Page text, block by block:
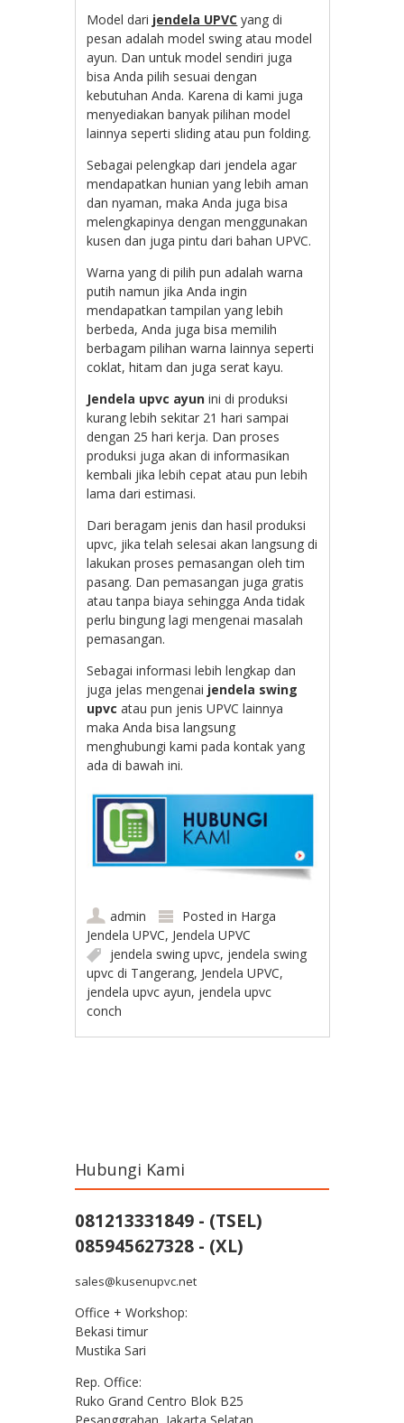
Model dari jendela UPVC yang di
pesan adalah model swing atau model
ayun. Dan untuk model sendiri juga
bisa Anda pilih sesuai dengan
kebutuhan Anda. Karena di kami juga
menyediakan banyak pilihan model
lainnya seperti sliding atau pun folding.
Sebagai pelengkap dari jendela agar
mendapatkan hunian yang lebih aman
dan nyaman, maka Anda juga bisa
melengkapinya dengan menggunakan
kusen dan juga pintu dari bahan UPVC.
Warna yang di pilih pun adalah warna
putih namun jika Anda ingin
mendapatkan tampilan yang lebih
berbeda, Anda juga bisa memilih
berbagam pilihan warna lainnya seperti
coklat, hitam dan juga serat kayu.
Jendela upvc ayun ini di produksi
kurang lebih sekitar 21 hari sampai
dengan 25 hari kerja. Dan proses
produksi juga akan di informasikan
kembali jika lebih cepat atau pun lebih
lama dari estimasi.
Dari beragam jenis dan hasil produksi
upvc, jika telah selesai akan langsung di
lakukan proses pemasangan oleh tim
pasang. Dan pemasangan juga gratis
atau tanpa biaya sehingga Anda tidak
perlu bingung lagi mengenai masalah
pemasangan.
Sebagai informasi lebih lengkap dan
juga jelas mengenai jendela swing
upvc atau pun jenis UPVC lainnya
maka Anda bisa langsung
menghubungi kami pada kontak yang
ada di bawah ini.
admin Posted in Harga
Jendela UPVC, Jendela UPVC
jendela swing upvc, jendela swing
upvc di Tangerang, Jendela UPVC,
jendela upvc ayun, jendela upvc
conch
Hubungi Kami
081213331849 - (TSEL)
085945627328 - (XL)
sales@kusenupvc.net
Office + Workshop:
Bekasi timur
Mustika Sari
Rep. Office:
Ruko Grand Centro Blok B25